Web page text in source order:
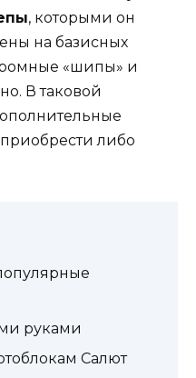
, которыми он
на базисных
«шипы» и
В таковой
либо
руками
Салют